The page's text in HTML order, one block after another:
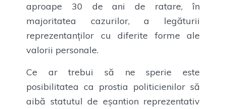
aproape 30 de ani de ratare, în
majoritatea cazurilor, a legăturii
reprezentanților cu diferite forme ale
valorii personale.
Ce ar trebui să ne sperie este
posibilitatea ca prostia politicienilor să
aibă statutul de eșantion reprezentativ